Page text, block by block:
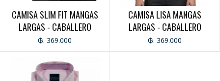
CAMISA SLIM FIT MANGAS
LARGAS - CABALLERO
₲. 369.000
CAMISA LISA MANGAS
LARGAS - CABALLERO
₲. 369.000